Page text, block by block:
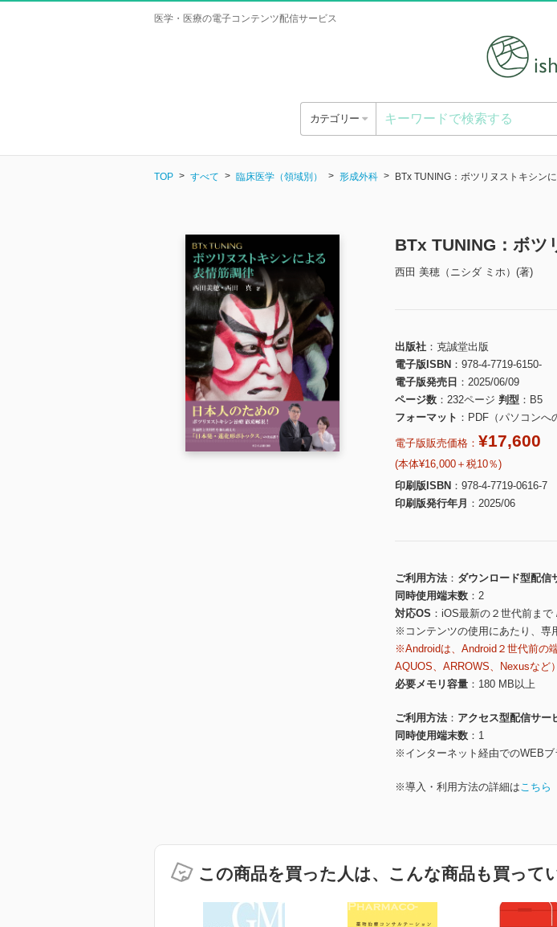
医学・医療の電子コンテンツ配信サービス
カテゴリー
TOP すべて 臨床医学（領域別） 形成外科 BTx TUNING：ボツリヌストキシン
BTx TUNING：ボツ
西田 美穂（ニシダ ミホ）(著)
出版社
克誠堂出版
電子版ISBN
978-4-7719-6150-
電子版発売日
2025/06/09
ページ数
232ページ 判型
B5
フォーマット
PDF（パソコンへ
電子版販売価格： ¥17,600
(本体¥16,000＋税10％)
印刷版ISBN
978-4-7719-0616-7
印刷版発行年月
2025/06
ご利用方法
ダウンロード型配信
同時使用端末数
2
対応OS
iOS最新の２世代前ま
※コンテンツの使用にあたり、専
※Androidは、Android２世代前の
AQUOS、ARROWS、Nexusなど
必要メモリ容量
180 MB以上
ご利用方法
アクセス型配信サー
同時使用端末数
1
※インターネット経由でのWEB
※導入・利用方法の詳細はこちら
この商品を買った人は、こんな商品も買って